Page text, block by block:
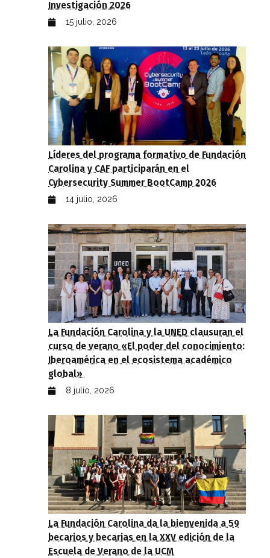
Investigación 2026
15 julio, 2026
Líderes del programa formativo de Fundación
Carolina y CAF participarán en el
Cybersecurity Summer BootCamp 2026
14 julio, 2026
La Fundación Carolina y la UNED clausuran el
curso de verano «El poder del conocimiento:
Iberoamérica en el ecosistema académico
global»
8 julio, 2026
La Fundación Carolina da la bienvenida a 59
becarios y becarias en la XXV edición de la
Escuela de Verano de la UCM